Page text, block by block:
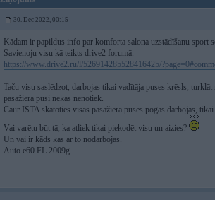
30. Dec 2022, 00:15
Kādam ir papildus info par komforta salona uzstādīšanu sport
Savienoju visu kā teikts drive2 forumā.
https://www.drive2.ru/l/526914285528416425/
Taču visu saslēdzot, darbojas tikai vadītāja puses krēsls,
pasažiera pusi nekas nenotiek.
Caur ISTA skatoties visas pasažiera puses pogas darbojas, tikai
Vai varētu būt tā, ka atliek tikai piekodēt visu un aizies?
Un vai ir kāds kas ar to nodarbojas.
Auto e60 FL 2009g.